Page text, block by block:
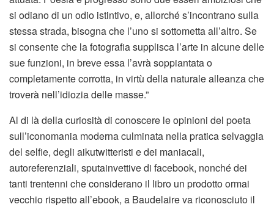
si odiano di un odio istintivo, e, allorché s’incontrano sulla
stessa strada, bisogna che l’uno si sottometta all’altro. Se
si consente che la fotografia supplisca l’arte in alcune delle
sue funzioni, in breve essa l’avrà soppiantata o
completamente corrotta, in virtù della naturale alleanza che
troverà nell’idiozia delle masse.”
Al di là della curiosità di conoscere le opinioni del poeta
sull’iconomania moderna culminata nella pratica selvaggia
del selfie, degli aikutwitteristi e dei maniacali,
autoreferenziali, sputainvettive di facebook, nonché dei
tanti trentenni che considerano il libro un prodotto ormai
vecchio rispetto all’ebook, a Baudelaire va riconosciuto il